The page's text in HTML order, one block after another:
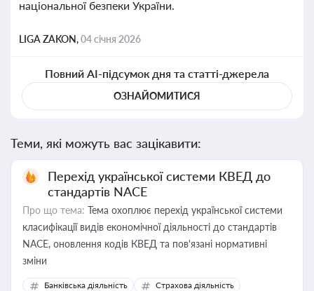
національної безпеки України.
LIGA ZAKON,04 січня 2026
Повний AI-підсумок дня та статті-джерела
ОЗНАЙОМИТИСЯ
Теми, які можуть вас зацікавити:
Перехід української системи КВЕД до
стандартів NACE
Про що тема: Тема охоплює перехід української системи
класифікації видів економічної діяльності до стандартів
NACE, оновлення кодів КВЕД та пов'язані нормативні
зміни
Банківська діяльність
Страхова діяльність